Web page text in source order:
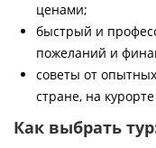
ценами;
быстрый и
пожеланий и
советы от
стране, на
Как выбрать